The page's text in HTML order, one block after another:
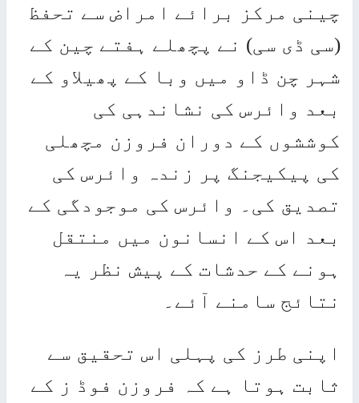
مرکز برائے امراض سے تحفظ
ڈی سی) نے پچھلے ہفتے چین کے
چن ڈاو میں وبا کے پھیلاو کے
وائرس کی نشاندہی کی
کے دوران فروزن مچھلی
پیکیجنگ پر زندہ وائرس کی
کی۔ وائرس کی موجودگی کے
اس کے انسانون میں منتقل
کے حدشات کے پیش نظر یہ
سامنے آئے۔
طرز کی پہلی اس تحقیق سے
ہوتا ہے کہ فروزن فوڈ ز کے